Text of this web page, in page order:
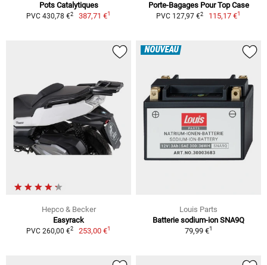
Pots Catalytiques
PVC 430,78 €2 387,71 €1
Porte-Bagages Pour Top Case
PVC 127,97 €2 115,17 €1
Hepco & Becker
Easyrack
PVC 260,00 €2 253,00 €1
NOUVEAU
Louis Parts
Batterie sodium-ion SNA9Q
79,99 €1